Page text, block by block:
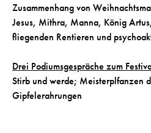
Zusammenhang von
Jesus, Mithra, Manna, König
fliegenden Rentieren und
Drei Podiumsgespräche zum
Stirb und werde; Meisterplfanzen
Gipfelerahrungen